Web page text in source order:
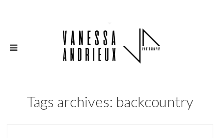
Tags archives: backcountry